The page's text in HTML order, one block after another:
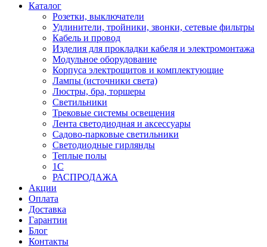
Каталог
Розетки, выключатели
Удлинители, тройники, звонки, сетевые фильтры
Кабель и провод
Изделия для прокладки кабеля и электромонтажа
Модульное оборудование
Корпуса электрощитов и комплектующие
Лампы (источники света)
Люстры, бра, торшеры
Светильники
Трековые системы освещения
Лента светодиодная и аксессуары
Садово-парковые светильники
Светодиодные гирлянды
Теплые полы
1С
РАСПРОДАЖА
Акции
Оплата
Доставка
Гарантии
Блог
Контакты